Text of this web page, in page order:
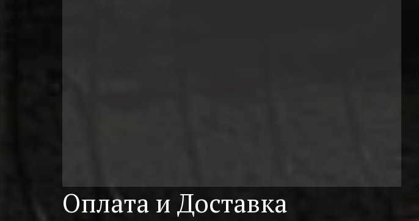
Оплата и Доставка